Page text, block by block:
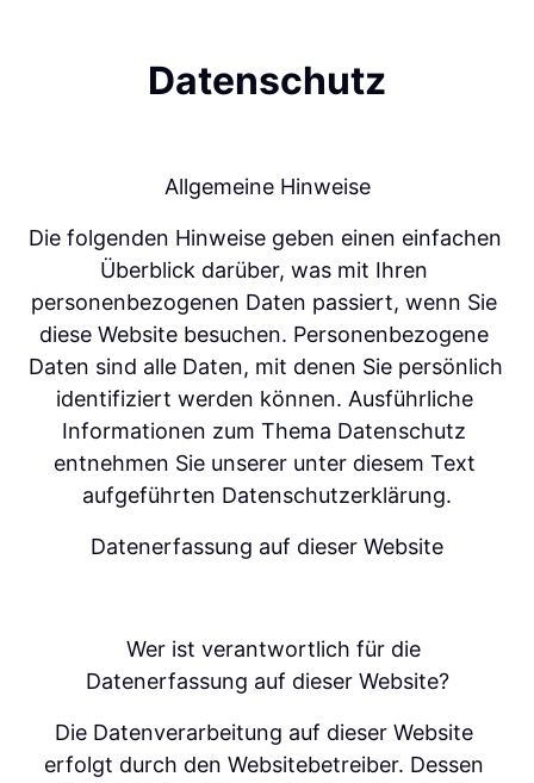
Datenschutz
Allgemeine Hinweise
Die folgenden Hinweise geben einen einfachen
Überblick darüber, was mit Ihren
personenbezogenen Daten passiert, wenn Sie
diese Website besuchen. Personenbezogene
Daten sind alle Daten, mit denen Sie persönlich
identifiziert werden können. Ausführliche
Informationen zum Thema Datenschutz
entnehmen Sie unserer unter diesem Text
aufgeführten Datenschutzerklärung.
Datenerfassung auf dieser Website
Datenerfassung auf dieser Website?
Die Datenverarbeitung auf dieser Website
erfolgt durch den Websitebetreiber. Dessen